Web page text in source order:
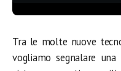
Tra le molte nuove
vogliamo segnalare